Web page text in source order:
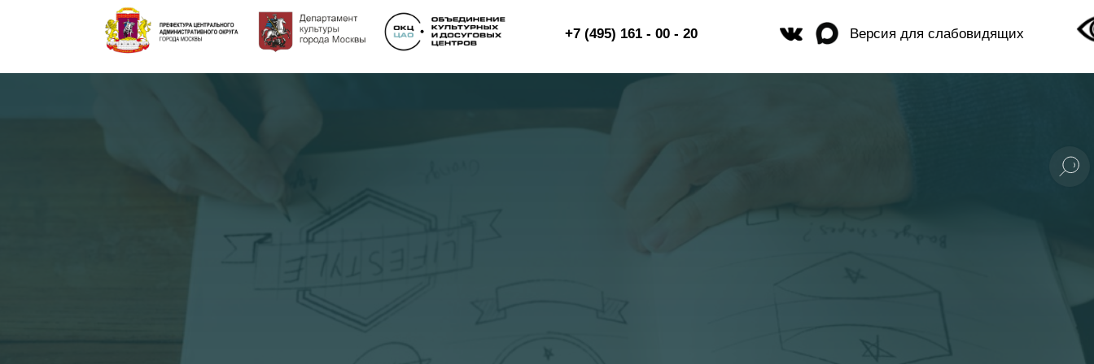
+7 (495) 161 - 00 - 20 Версия для слабовидящих